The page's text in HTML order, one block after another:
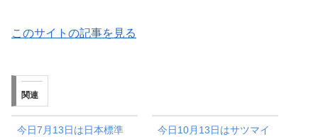
このサイトの記事を見る
関連
今日7月13日は日本標準
今日10月13日はサツマイ